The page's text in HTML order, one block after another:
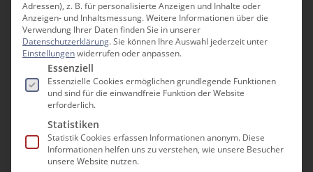
Suche
und
wählen.
August 2026
MI.
12
12. August @ 15:00
Adressen), z. B. für personalisierte Anzeigen und Inhalte oder
Anzeigen- und Inhaltsmessung.Weitere Informationen über die
Verwendung Ihrer Daten finden Sie in unserer
Datenschutzerklärung.Sie können Ihre Auswahl jederzeit unter
Einstellungenwiderrufen oder anpassen.
Es folgt eine Liste der Service-Gruppen, für die
Essenziell
Essenzielle Cookies ermöglichen grundlegende Funktionen
und sind für die einwandfreie Funktion der Website
erforderlich.
Statistiken
Statistik Cookies erfassen Informationen anonym. Diese
Informationen helfen uns zu verstehen, wie unsere Besucher
unsere Website nutzen.